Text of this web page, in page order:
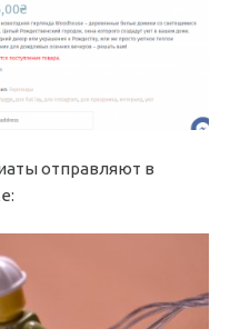
отправляют в